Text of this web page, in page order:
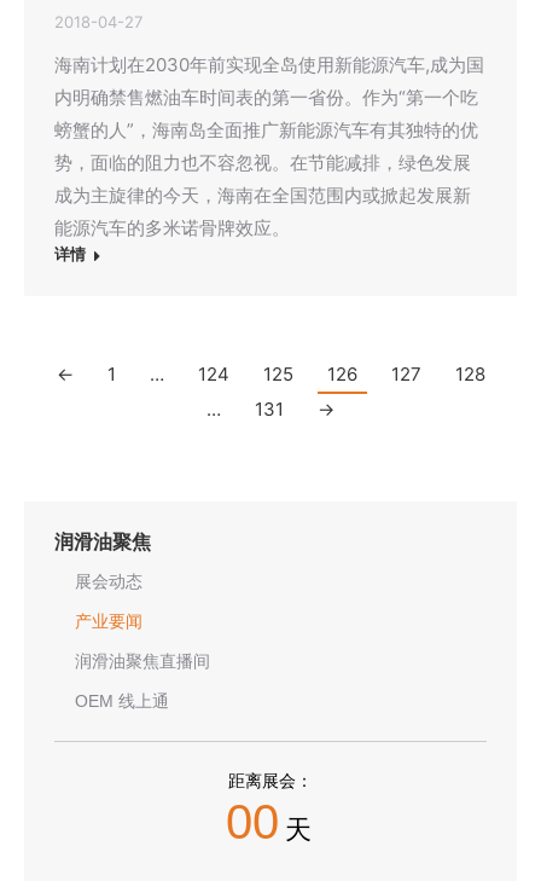
2018-04-27
海南计划在2030年前实现全岛使用新能源汽车,成为国
内明确禁售燃油车时间表的第一省份。作为“第一个吃
螃蟹的人”，海南岛全面推广新能源汽车有其独特的优
势，面临的阻力也不容忽视。在节能减排，绿色发展
成为主旋律的今天，海南在全国范围内或掀起发展新
能源汽车的多米诺骨牌效应。
详情
← 1 … 124 125 126 127
128
…
131 →
润滑油聚焦
展会动态
产业要闻
润滑油聚焦直播间
OEM 线上通
距离展会：
00 天